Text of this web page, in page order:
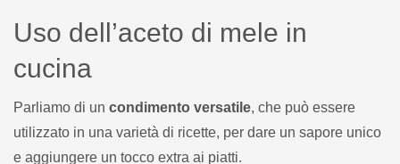
Uso dell’aceto di mele in
cucina
Parliamo di un condimento versatile, che può essere
utilizzato in una varietà di ricette, per dare un sapore unico
e aggiungere un tocco extra ai piatti.